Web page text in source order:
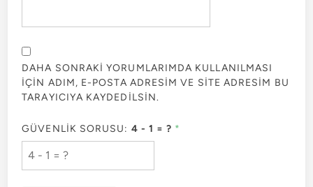
DAHA SONRAKI YORUMLARIMDA KULLANILMASI
IÇIN ADIM, E-POSTA ADRESIM VE SITE ADRESIM BU
TARAYICIYA KAYDEDILSIN.
GÜVENLIK SORUSU: 4 - 1 = ? *